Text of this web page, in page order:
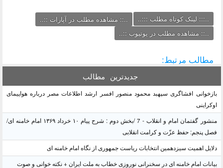
..::: لینک کوتاه مطلب :::..
..:: مشاهده مطلب در آپارات ::..
..:: مشاهده مطلب در یوتیوب ::..
مطالب مرتبط:
جدیدترین مطالب
بازخوانی افشاگری سپهبد محمود منصور افسر ارشد اطلاعات مصر درباره هواپیمای
اوکراینی
منشور گفتمان امام و انقلاب - 7 /بخش دوم : شرح پیام ۱۰ خرداد ۱۳۶۹ امام خامنه ای/
فصل پنجم: حفظ عزّت و کرامت انقلابی
دلایل اهمیت سیزدهمین انتخابات ریاست جمهوری از نگاه امام خامنه ای
بیانات امام خامنه ای در سخنرانی نوروزی خطاب به ملت ایران + نکته خوانی و صوت